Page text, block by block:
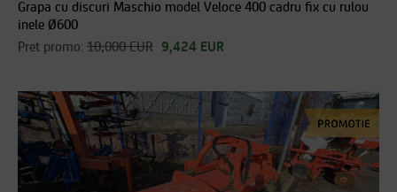
Grapa cu discuri Maschio model Veloce 400 cadru fix cu rulou
inele Ø600
Pret promo: 10,000 EUR 9,424 EUR